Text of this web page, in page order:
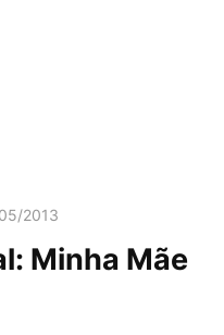
2013
Minha Mãe